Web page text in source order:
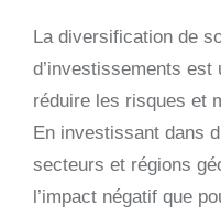
La diversification de
d’investissements
réduire les risques et
En investissant dans
secteurs et régions
l’impact négatif que